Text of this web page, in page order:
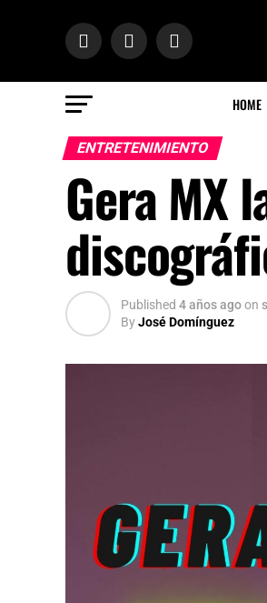
HOME
ENTRETENIMIENTO
Gera MX
Published 4 años agoon
ByJosé Domínguez